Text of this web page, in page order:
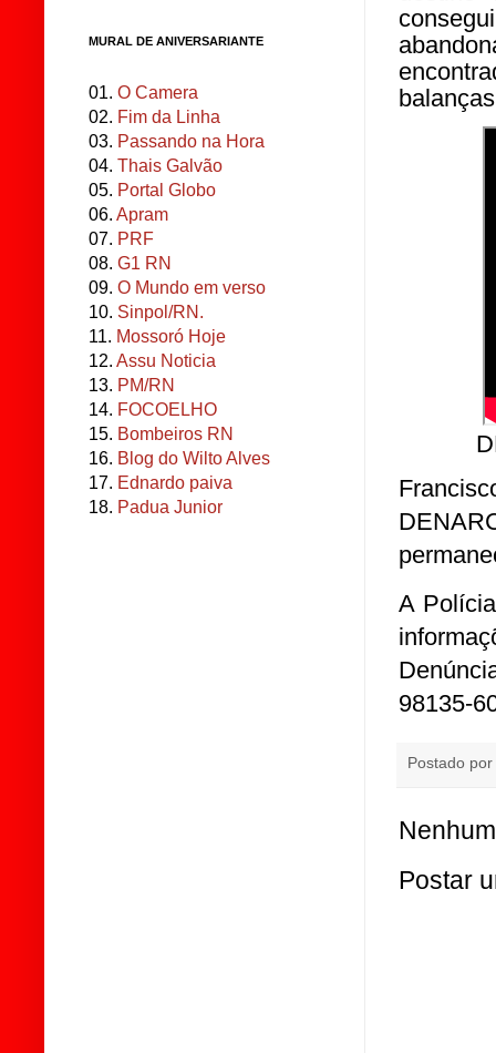
A
98135-
Postado por
Postar
MURAL DE ANIVERSARIANTE
01. O Camera
02. Fim da Linha
03. Passando na Hora
04. Thais Galvão
05. Portal Globo
06. Apram
07. PRF
08. G1 RN
09. O Mundo em verso
10. Sinpol/RN.
11. Mossoró Hoje
12. Assu Noticia
13. PM/RN
14. FOCOELHO
15. Bombeiros RN
16. Blog do Wilto Alves
17. Ednardo paiva
18. Padua Junior